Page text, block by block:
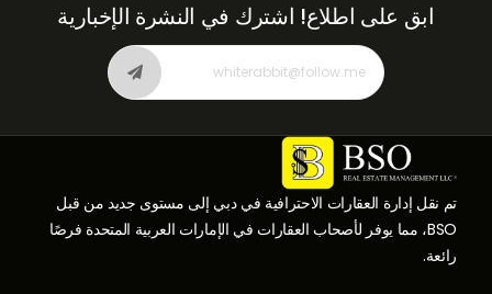
تم نقل إدارة العقارات الاحترافية في دبي إلى مستوى جديد من قبل
BSO، مما يوفر لأصحاب العقارات في الإمارات العربية المتحدة فرصًا
رائعة.
ابق على اطلاع! اشترك في النشرة الإخبارية